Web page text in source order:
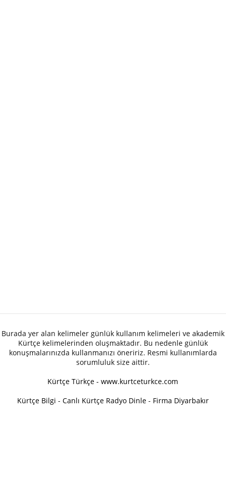
Burada yer alan kelimeler günlük kullanım kelimeleri ve akademik
Kürtçe kelimelerinden oluşmaktadır. Bu nedenle günlük
konuşmalarınızda kullanmanızı öneririz. Resmi kullanımlarda
sorumluluk size aittir.
Kürtçe Türkçe - www.kurtceturkce.com
Kürtçe Bilgi - Canlı Kürtçe Radyo Dinle - Firma Diyarbakır